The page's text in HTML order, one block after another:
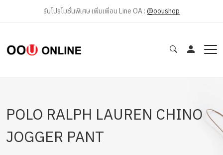
รับโปรโมชั่นพิเศษ เพิ่มเพิ่อน Line OA : @ooushop
POLO RALPH LAUREN CHINO
JOGGER PANT